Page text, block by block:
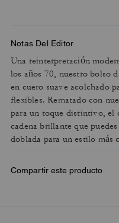
Notas Del Editor
Una reinterpretación
los años 70, nuestro bolso
en cuero suave acolchado
flexibles. Rematado con
para un toque distintivo, el
cadena brillante que
doblada para un estilo más
Compartir este producto